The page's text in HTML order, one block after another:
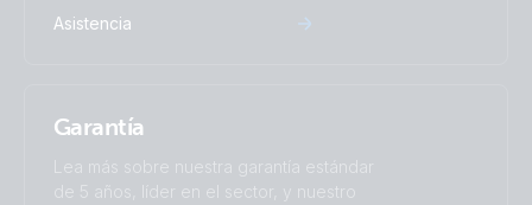
Asistencia
Garantía
Lea más sobre nuestra garantía estándar
de 5 años, líder en el sector, y nuestro